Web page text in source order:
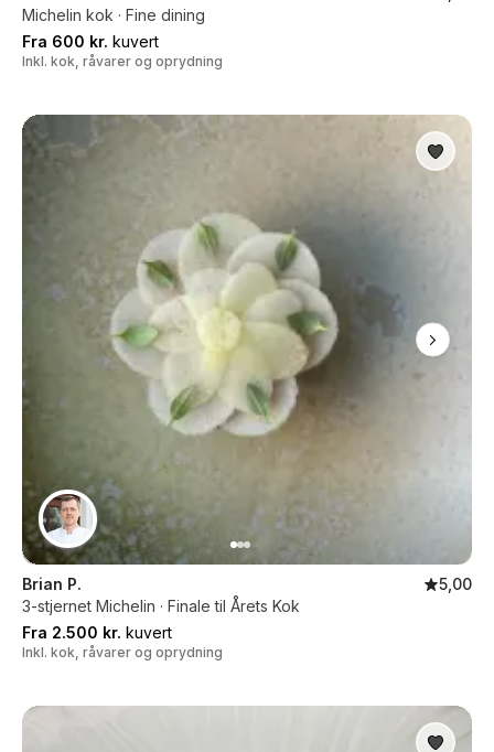
Michelin kok · Fine dining
Fra 600 kr. kuvert
Inkl. kok, råvarer og oprydning
Brian P.
5,00
3-stjernet Michelin · Finale til Årets Kok
Fra 2.500 kr. kuvert
Inkl. kok, råvarer og oprydning